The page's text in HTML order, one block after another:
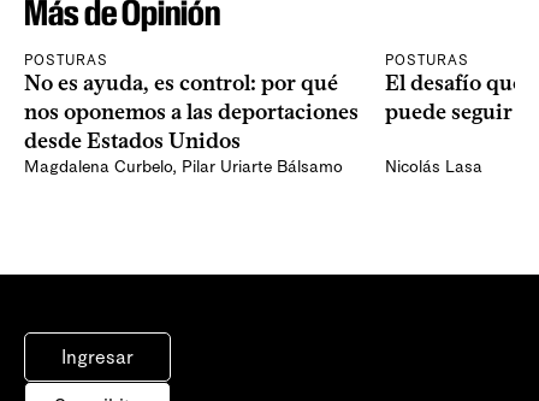
Más de Opinión
POSTURAS
No es ayuda, es control: por qué
nos oponemos a las deportaciones
desde Estados Unidos
Magdalena Curbelo, Pilar Uriarte Bálsamo
POSTURAS
El desafío que
puede seguir
Nicolás Lasa
Ingresar